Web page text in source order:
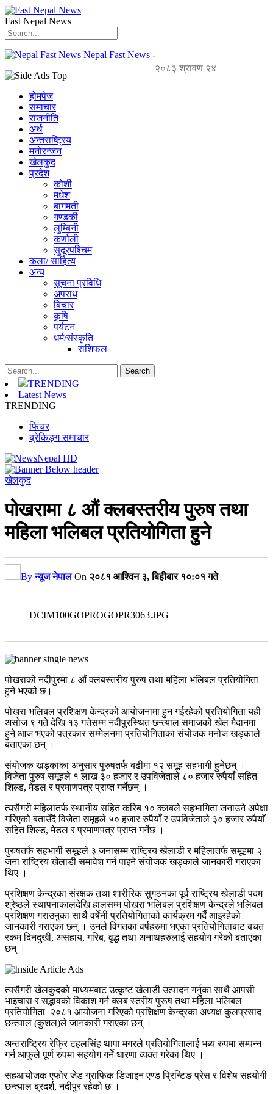
Fast Nepal News
Nepal Fast News -
२०८३ श्रावण २४
होमपेज
समाचार
राजनीति
अर्थ
अन्तराष्ट्रिय
मनोरन्जन
खेलकुद
प्रदेश
कोशी
मधेश
बागमती
गण्डकी
लुम्बिनी
कर्णाली
सुदूरपश्चिम
कला/ साहित्य
अन्य
सूचना प्रविधि
अपराध
बिचार
कृषि
पर्यटन
धर्म/संस्कृति
राशिफल
TRENDING
Latest News
TRENDING
फिचर
ब्रेकिङ्ग समाचार
खेलकुद
पोखरामा ८ औं क्लबस्तरीय पुरुष तथा
महिला भलिबल प्रतियोगिता हुने
Byन्यूज नेपाल On २०८१ आश्विन ३, बिहीबार १०:०१ गते
DCIM100GOPROGOPR3063.JPG
पोखराको नदीपुरमा ८ औं क्लबस्तरीय पुरुष तथा महिला भलिबल प्रतियोगिता
हुने भएको छ।
पोखरा भलिबल प्रशिक्षण केन्द्रको आयोजनामा हुन गईरहेको प्रतियोगिता यही
असोज ९ गते देखि १३ गतेसम्म नदीपुरस्थित छन्त्याल समाजको खेल मैदानमा
हुने आज भएको पत्रकार सम्मेलनमा प्रतियोगिताका संयोजक मनोज खड्काले
बताएका छन् ।
संयोजक खड्काका अनुसार पुरुषतर्फ बढीमा १२ समूह सहभागी हुनेछन् ।
विजेता पुरुष समूहले १ लाख ३० हजार र उपविजेताले ८० हजार रुपैयाँ सहित
शिल्ड, मेडल र प्रमाणपत्र प्राप्त गर्नेछन् ।
त्यसैगरी महिलातर्फ स्थानीय सहित करिब १० क्लबले सहभागिता जनाउने अपेक्षा
गरिएको बताउँदै विजेता समूहले ५० हजार रुपैयाँ र उपविजेताले ३० हजार रुपैयाँ
सहित शिल्ड, मेडल र प्रमाणपत्र प्राप्त गर्नेछ ।
पुरुषतर्फ सहभागी समूहले ३ जनासम्म राष्ट्रिय खेलाडी र महिलातर्फ समूहमा २
जना राष्ट्रिय खेलाडी समावेश गर्न पाइने संयोजक खड्काले जानकारी गराएका
थिए ।
प्रशिक्षण केन्द्रका संरक्षक तथा शारीरिक सुगठनका पूर्व राष्ट्रिय खेलाडी पदम
श्रेष्ठले स्थापनाकालदेखि हालसम्म पोखरा भलिबल प्रशिक्षण केन्द्रले भलिबल
प्रशिक्षण गराउनुका साथै वर्षेनी प्रतियोगिताको कार्यक्रम गर्दै आइरहेको
जानकारी गराएका छन् । उनले विगतका वर्षहरुमा भएका प्रतियोगिताबाट बचत
रकम दिनदुखी, असहाय, गरिब, वृद्ध तथा अनाथहरुलाई सहयोग गरेको बताएका
छन् ।
त्यसैगरी खेलकुदको माध्यमबाट उत्कृष्ट खेलाडी उत्पादन गर्नुका साथै आपसी
भाइचारा र सद्भावको विकाश गर्न क्लब स्तरीय पुरूष तथा महिला भलिबल
प्रतियोगिता–२०८१ आयोजना गरिएको प्रशिक्षण केन्द्रका अध्यक्ष कुलप्रसाद
छन्त्याल (कुशल)ले जानकारी गराएका छन् ।
अन्तराष्ट्रिय रेफ्रि टहलसिंह थापा मगरले प्रतियोगितालाई भब्य रुपमा सम्पन्न
गर्न आफुले पूर्ण रुपमा सहयोग गर्ने धारणा व्यक्त गरेका थिए ।
सहआयोजक एफोर जेड ग्राफिक डिजाइन एण्ड प्रिन्टिङ प्रेस र विशेष सहयोगी
छन्त्याल ब्रदर्श, नदीपुर रहेको छ ।